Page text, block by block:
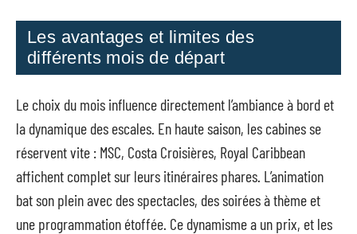
Les avantages et limites des
différents mois de départ
Le choix du mois influence directement l’ambiance à bord et
la dynamique des escales. En haute saison, les cabines se
réservent vite : MSC, Costa Croisières, Royal Caribbean
affichent complet sur leurs itinéraires phares. L’animation
bat son plein avec des spectacles, des soirées à thème et
une programmation étoffée. Ce dynamisme a un prix, et les